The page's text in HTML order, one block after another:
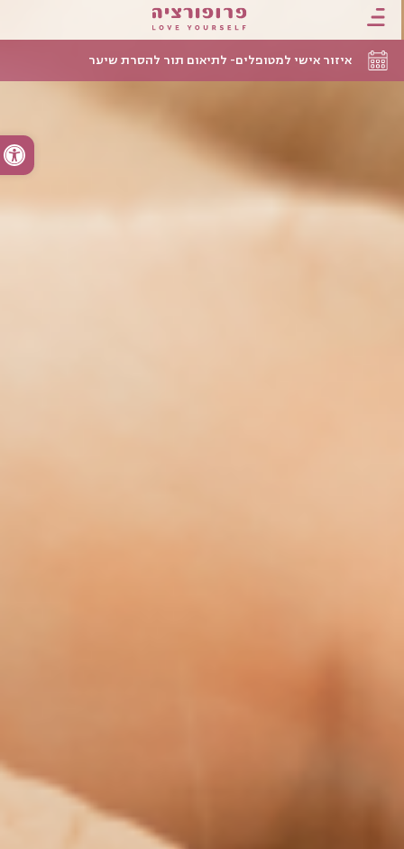
פתח
איזור אישי למטופלים- לתיאום תור להסרת שיער